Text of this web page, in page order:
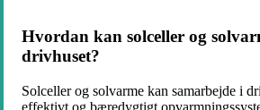
Hvordan kan solceller og
drivhuset?
Solceller og solvarme kan samarbejde i
effektivt og bæredygtigt